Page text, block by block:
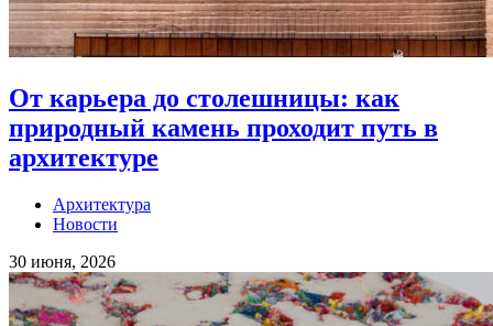
От карьера до столешницы: как
природный камень проходит путь в
архитектуре
Архитектура
Новости
30 июня, 2026